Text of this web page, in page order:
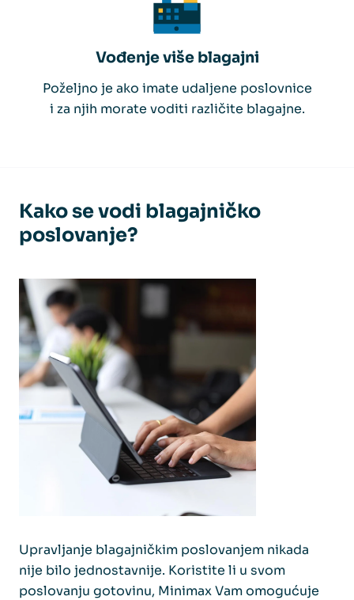
Vođenje više blagajni
Poželjno je ako imate udaljene poslovnice
i za njih morate voditi različite blagajne.
Kako se vodi blagajničko
poslovanje?
Upravljanje blagajničkim poslovanjem nikada
nije bilo jednostavnije. Koristite li u svom
poslovanju gotovinu, Minimax Vam omogućuje